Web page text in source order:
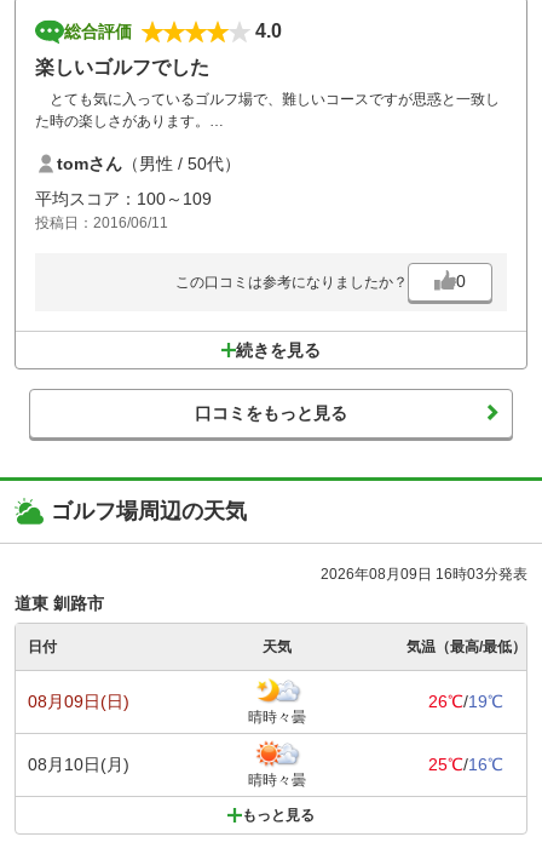
総合評価
4.0
楽しいゴルフでした
とても気に入っているゴルフ場で、難しいコースですが思惑と一致し
た時の楽しさがあります。
クラブの人に迷惑を掛けましたが、次回はスムーズに回りたいと思いま
す。
tomさん （男性 / 50代）
平均スコア：100～109
投稿日：2016/06/11
この口コミは参考になりましたか？ 0
続きを見る
口コミをもっと見る
ゴルフ場周辺の天気
2026年08月09日 16時03分発表
道東 釧路市
日付 天気 気温（最高/最低）
08月09日(日)
晴時々曇
26℃/19℃
08月10日(月)
晴時々曇
25℃/16℃
もっと見る